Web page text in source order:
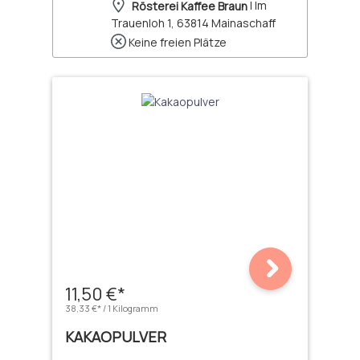
Rösterei Kaffee Braun| Im
Trauenloh 1, 63814 Mainaschaff
Keine freien Plätze
11,50 €*
38,33 €* / 1 Kilogramm
KAKAOPULVER